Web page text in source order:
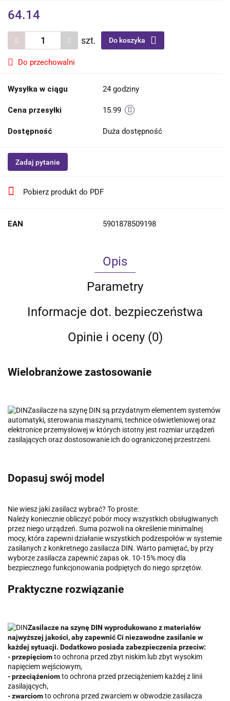
64.14
szt. Do koszyka
Do przechowalni
Wysyłka w ciągu 24 godziny
Cena przesyłki 15.99
Dostępność Duża dostępność
Zadaj pytanie
Pobierz produkt do PDF
EAN 5901878509198
Opis
Parametry
Informacje dot. bezpieczeństwa
Opinie i oceny (0)
Wielobranżowe zastosowanie
Zasilacze na szynę DIN są przydatnym elementem systemów
automatyki, sterowania maszynami, technice oświetleniowej oraz
elektronice przemysłowej w których istotny jest rozmiar urządzeń
zasilających oraz dostosowanie ich do ograniczonej przestrzeni.
Dopasuj swój model
Nie wiesz jaki zasilacz wybrać? To proste:
Należy koniecznie obliczyć pobór mocy wszystkich obsługiwanych
przez niego urządzeń. Suma pozwoli na określenie minimalnej
mocy, która zapewni działanie wszystkich podzespołów w systemie
zasilanych z konkretnego zasilacza DIN. Warto pamiętać, by przy
wyborze zasilacza zapewnić zapas ok. 10-15% mocy dla
bezpiecznego funkcjonowania podpiętych do niego sprzętów.
Praktyczne rozwiązanie
Zasilacze na szynę DIN wyprodukowano z materiałów
najwyższej jakości, aby zapewnić Ci niezawodne zasilanie w
każdej sytuacji. Dodatkowo posiada zabezpieczenia przeciw:
- przepięciomto ochrona przed zbyt niskim lub zbyt wysokim
napięciem wejściowym,
- przeciążeniomto ochrona przed przeciążeniem każdej z linii
zasilających,
- zwarciomto ochrona przed zwarciem w obwodzie zasilacza